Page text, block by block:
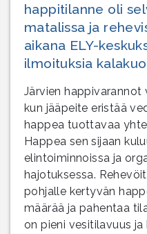
happitilanne oli
matalissa ja
aikana ELY-
ilmoituksia
Järvien
kun jääpeite eristää
happea tuottavaa
Happea sen sijaan
elintoiminnoissa ja
hajotuksessa.
pohjalle kertyvän
määrää ja pahentaa
on pieni vesitilavuus